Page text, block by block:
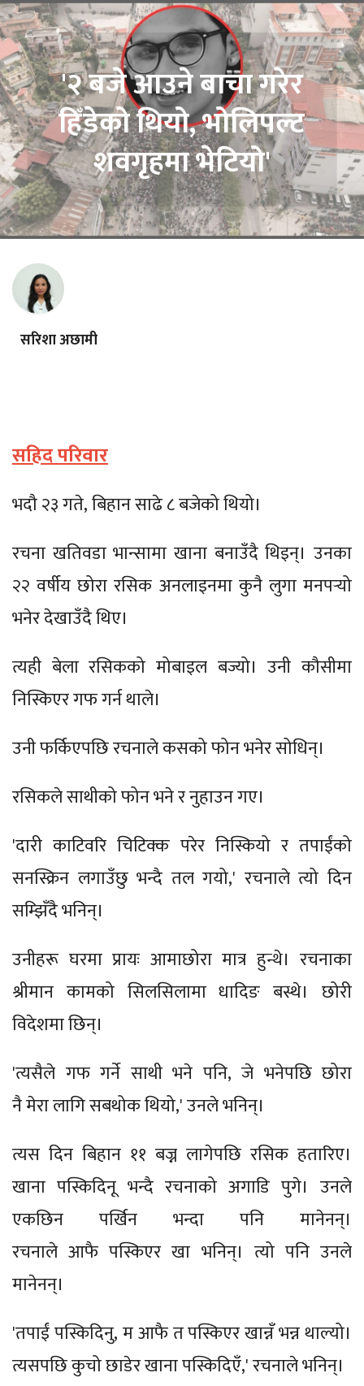
'२ बजे आउने बाचा गरेर
हिँडेको थियो, भोलिपल्ट
शवगृहमा भेटियो'
सरिशा अछामी
सहिद परिवार
भदौ २३ गते, बिहान साढे ८ बजेको थियो।
रचना खतिवडा भान्सामा खाना बनाउँदै थिइन्। उनका
२२ वर्षीय छोरा रसिक अनलाइनमा कुनै लुगा मनपर्‍यो
भनेर देखाउँदै थिए।
त्यही बेला रसिकको मोबाइल बज्यो। उनी कौसीमा
निस्किएर गफ गर्न थाले।
उनी फर्किएपछि रचनाले कसको फोन भनेर सोधिन्।
रसिकले साथीको फोन भने र नुहाउन गए।
'दारी काटिवरि चिटिक्क परेर निस्कियो र तपाईंको
सनस्क्रिन लगाउँछु भन्दै तल गयो,' रचनाले त्यो दिन
सम्झिँदै भनिन्।
उनीहरू घरमा प्रायः आमाछोरा मात्र हुन्थे। रचनाका
श्रीमान कामको सिलसिलामा धादिङ बस्थे। छोरी
विदेशमा छिन्।
'त्यसैले गफ गर्ने साथी भने पनि, जे भनेपछि छोरा
नै मेरा लागि सबथोक थियो,' उनले भनिन्।
त्यस दिन बिहान ११ बज्न लागेपछि रसिक हतारिए।
खाना पस्किदिनू भन्दै रचनाको अगाडि पुगे। उनले
एकछिन पर्खिन भन्दा पनि मानेनन्।
रचनाले आफै पस्किएर खा भनिन्। त्यो पनि उनले
मानेनन्।
'तपाईं पस्किदिनु, म आफै त पस्किएर खान्नँ भन्न थाल्यो।
त्यसपछि कुचो छाडेर खाना पस्किदिएँ,' रचनाले भनिन्।